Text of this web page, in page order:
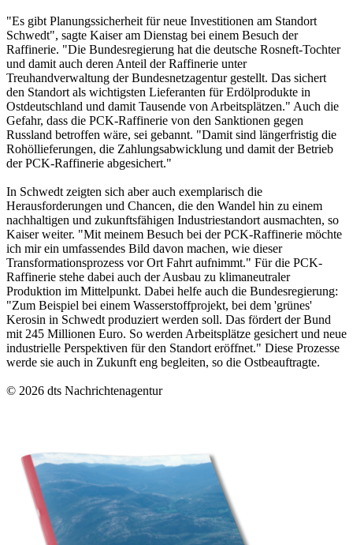
"Es gibt Planungssicherheit für neue Investitionen am Standort
Schwedt", sagte Kaiser am Dienstag bei einem Besuch der
Raffinerie. "Die Bundesregierung hat die deutsche Rosneft-Tochter
und damit auch deren Anteil der Raffinerie unter
Treuhandverwaltung der Bundesnetzagentur gestellt. Das sichert
den Standort als wichtigsten Lieferanten für Erdölprodukte in
Ostdeutschland und damit Tausende von Arbeitsplätzen." Auch die
Gefahr, dass die PCK-Raffinerie von den Sanktionen gegen
Russland betroffen wäre, sei gebannt. "Damit sind längerfristig die
Rohöllieferungen, die Zahlungsabwicklung und damit der Betrieb
der PCK-Raffinerie abgesichert."
In Schwedt zeigten sich aber auch exemplarisch die
Herausforderungen und Chancen, die den Wandel hin zu einem
nachhaltigen und zukunftsfähigen Industriestandort ausmachten, so
Kaiser weiter. "Mit meinem Besuch bei der PCK-Raffinerie möchte
ich mir ein umfassendes Bild davon machen, wie dieser
Transformationsprozess vor Ort Fahrt aufnimmt." Für die PCK-
Raffinerie stehe dabei auch der Ausbau zu klimaneutraler
Produktion im Mittelpunkt. Dabei helfe auch die Bundesregierung:
"Zum Beispiel bei einem Wasserstoffprojekt, bei dem 'grünes'
Kerosin in Schwedt produziert werden soll. Das fördert der Bund
mit 245 Millionen Euro. So werden Arbeitsplätze gesichert und neue
industrielle Perspektiven für den Standort eröffnet." Diese Prozesse
werde sie auch in Zukunft eng begleiten, so die Ostbeauftragte.
© 2026 dts Nachrichtenagentur